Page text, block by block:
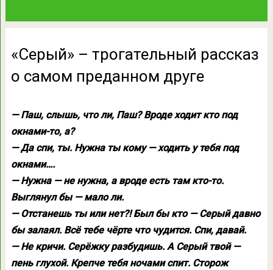
«Серый» – трогательный рассказ
о самом преданном друге
— Паш, слышь, что ли, Паш? Вроде ходит кто под
окнами-то, а?
— Да спи, ты. Нужна ты кому — ходить у тебя под
окнами….
— Нужна — не нужна, а вроде есть там кто-то.
Выглянул бы — мало ли.
— Отстанешь ты или нет?! Был бы кто — Серый давно
бы залаял. Всё тебе чёрте что чудится. Спи, давай.
— Не кричи. Серёжку разбудишь. А Серый твой —
пень глухой. Крепче тебя ночами спит. Сторож